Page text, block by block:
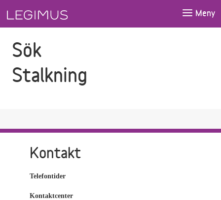
Meny
Sök
Stalkning
Kontakt
Telefontider
Kontaktcenter